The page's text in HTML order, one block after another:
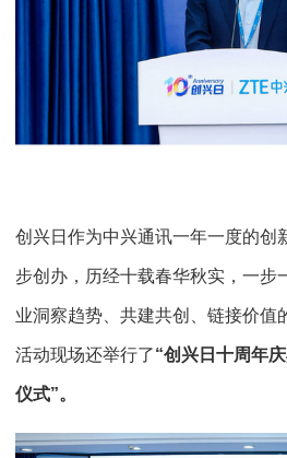
创兴日作为中兴通讯一年一度的创
步创办，历经十载春华秋实，一步
业洞察趋势、共建共创、链接价值
活动现场还举行了“创兴日十周年
仪式”。